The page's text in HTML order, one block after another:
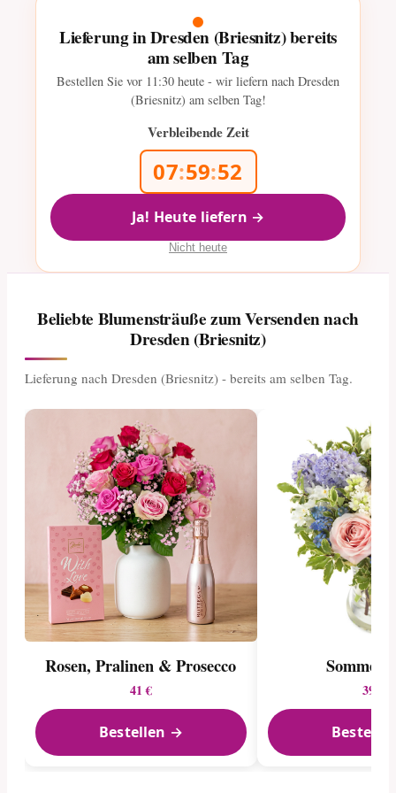
Lieferung in Dresden (Briesnitz) bereits
am selben Tag
Bestellen Sie vor 11:30 heute - wir liefern nach Dresden
(Briesnitz) am selben Tag!
Verbleibende Zeit
07:59:50
Ja! Heute liefern →
Nicht heute
Beliebte Blumensträuße zum Versenden nach
Dresden (Briesnitz)
Lieferung nach Dresden (Briesnitz) - bereits am selben Tag.
Rosen, Pralinen & Prosecco
41 €
Bestellen →
39 €